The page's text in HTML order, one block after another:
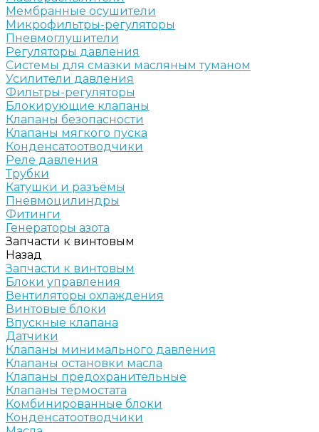
Мембранные осушители
Микрофильтры-регуляторы
Пневмоглушители
Регуляторы давления
Системы для смазки масляным туманом
Усилители давления
Фильтры-регуляторы
Блокирующие клапаны
Клапаны безопасности
Клапаны мягкого пуска
Конденсатоотводчики
Реле давления
Трубки
Катушки и разъёмы
Пневмоцилиндры
Фитинги
Генераторы азота
Запчасти к винтовым
Назад
Запчасти к винтовым
Блоки управления
Вентиляторы охлаждения
Винтовые блоки
Впускные клапана
Датчики
Клапаны минимального давления
Клапаны остановки масла
Клапаны предохранительные
Клапаны термостата
Комбинированные блоки
Конденсатоотводчики